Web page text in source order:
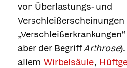
von Überlastungs- und
Verschleißerscheinungen
aber der BegriffArthrose
allem Wirbelsäule,